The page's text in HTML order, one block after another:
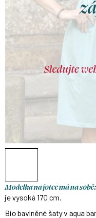
Modelka na fotce má na sobě:
je vysoká 170 cm.
Bio bavlněné šaty v aqua